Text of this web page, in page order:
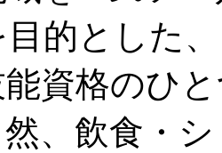
目的とした
資格のひ
、飲食・